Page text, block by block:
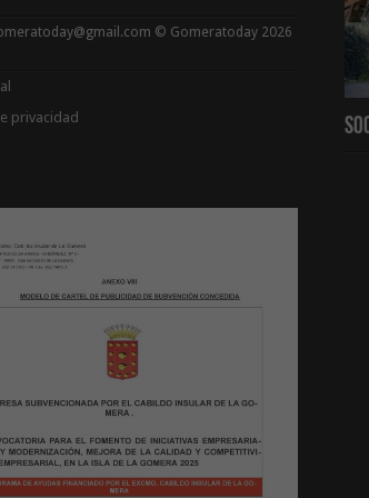
© Gomeratoday 2026
privacidad